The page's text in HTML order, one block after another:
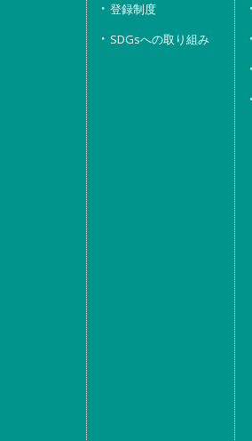
登録制度
SDGsへの取り組み